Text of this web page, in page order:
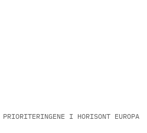
I HORISONT EUROPA